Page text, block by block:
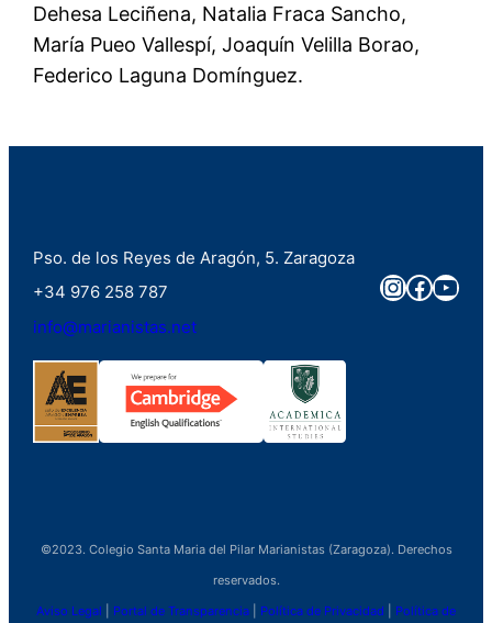
Dehesa Leciñena, Natalia Fraca Sancho,
María Pueo Vallespí, Joaquín Velilla Borao,
Federico Laguna Domínguez.
Pso. de los Reyes de Aragón, 5. Zaragoza
+34 976 258 787
info@marianistas.net
©2023. Colegio Santa Maria del Pilar Marianistas (Zaragoza). Derechos
reservados.
Aviso Legal Portal de Transparencia Política de Privacidad Política de